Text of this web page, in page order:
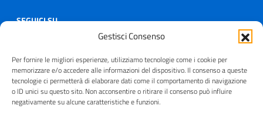
Gestisci Consenso
Per fornire le migliori esperienze, utilizziamo tecnologie come i cookie per
memorizzare e/o accedere alle informazioni del dispositivo. Il consenso a queste
tecnologie ci permetterà di elaborare dati come il comportamento di navigazione
o ID unici su questo sito. Non acconsentire o ritirare il consenso può influire
negativamente su alcune caratteristiche e funzioni.
SEGUICI SU
Copyright © 2021 - 2026
Useful Links Section
Privacy | Cookie policy | Contatti |